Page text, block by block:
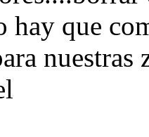
que
nuestras